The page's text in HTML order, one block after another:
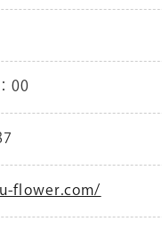
00
flower.com/